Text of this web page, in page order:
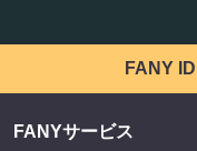
FANY
FANYサービス